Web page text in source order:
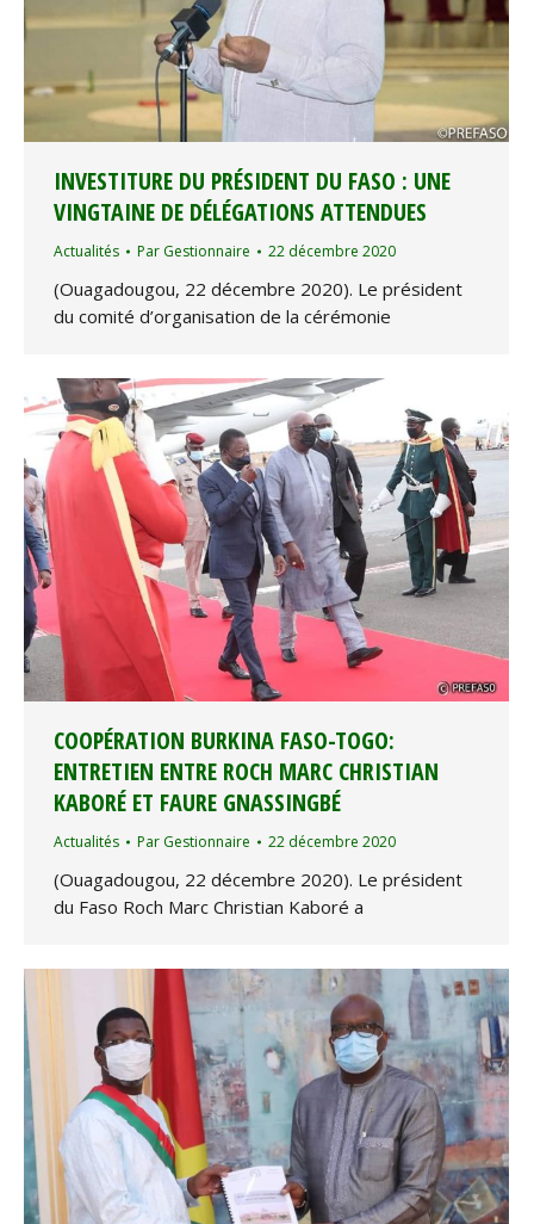
INVESTITURE DU PRÉSIDENT DU FASO : UNE
VINGTAINE DE DÉLÉGATIONS ATTENDUES
Actualités Par Gestionnaire 22 décembre 2020
(Ouagadougou, 22 décembre 2020). Le président
du comité d’organisation de la cérémonie
COOPÉRATION BURKINA FASO-TOGO:
ENTRETIEN ENTRE ROCH MARC CHRISTIAN
KABORÉ ET FAURE GNASSINGBÉ
Actualités Par Gestionnaire 22 décembre 2020
(Ouagadougou, 22 décembre 2020). Le président
du Faso Roch Marc Christian Kaboré a